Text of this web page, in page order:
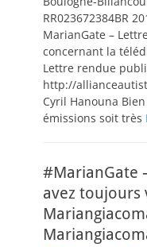
RR023672384BR
MarianGate –
concernant la
Lettre rendue
http://
Cyril Hanouna
émissions soit très
#MarianGate
avez toujours